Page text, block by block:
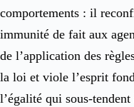
comportements : il
immunité de fait aux
de l’application des
la loi et viole l’esprit
l’égalité qui sous-